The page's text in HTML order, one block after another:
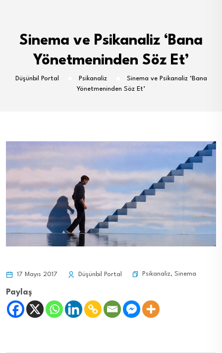
Sinema ve Psikanaliz ‘Bana
Yönetmeninden Söz Et’
Düşünbil Portal Psikanaliz
Sinema ve Psikanaliz ‘Bana
Yönetmeninden Söz Et’
17 Mayıs 2017 Düşünbil Portal Psikanaliz, Sinema
Paylaş